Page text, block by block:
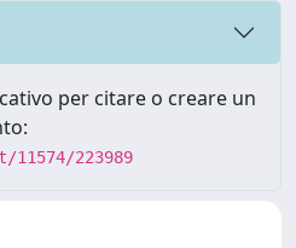
per citare o creare un
223989